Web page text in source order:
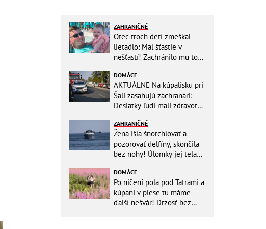
ZAHRANIČNÉ
Otec troch detí zmeškal
lietadlo: Mal šťastie v
nešťastí! Zachránilo mu to
DOMÁCE
AKTUÁLNE Na kúpalisku pri
Šali zasahujú záchranári:
Desiatky ľudí mali zdravotné
ZAHRANIČNÉ
Žena išla šnorchlovať a
pozorovať delfíny, skončila
bez nohy! Úlomky jej tela
DOMÁCE
Po ničení pola pod Tatrami a
kúpaní v plese tu máme
ďalší nešvár! Drzosť bez